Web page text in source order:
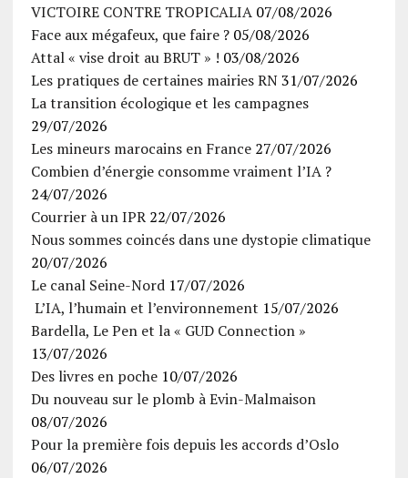
VICTOIRE CONTRE TROPICALIA 07/08/2026
Face aux mégafeux, que faire ? 05/08/2026
Attal « vise droit au BRUT » ! 03/08/2026
Les pratiques de certaines mairies RN 31/07/2026
La transition écologique et les campagnes
29/07/2026
Les mineurs marocains en France 27/07/2026
Combien d’énergie consomme vraiment l’IA ?
24/07/2026
Courrier à un IPR 22/07/2026
Nous sommes coincés dans une dystopie climatique
20/07/2026
Le canal Seine-Nord 17/07/2026
L’IA, l’humain et l’environnement 15/07/2026
Bardella, Le Pen et la « GUD Connection »
13/07/2026
Des livres en poche 10/07/2026
Du nouveau sur le plomb à Evin-Malmaison
08/07/2026
Pour la première fois depuis les accords d’Oslo
06/07/2026